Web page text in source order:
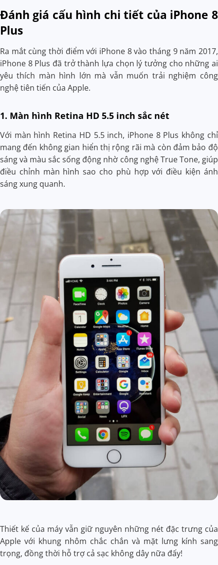
Đánh giá cấu hình chi tiết của iPhone 8
Plus
Ra mắt cùng thời điểm với iPhone 8 vào tháng 9 năm 2017,
iPhone 8 Plus đã trở thành lựa chọn lý tưởng cho những ai
yêu thích màn hình lớn mà vẫn muốn trải nghiệm công
nghệ tiên tiến của Apple.
1. Màn hình Retina HD 5.5 inch sắc nét
Với màn hình Retina HD 5.5 inch, iPhone 8 Plus không chỉ
mang đến không gian hiển thị rộng rãi mà còn đảm bảo độ
sáng và màu sắc sống động nhờ công nghệ True Tone, giúp
điều chỉnh màn hình sao cho phù hợp với điều kiện ánh
sáng xung quanh.
Thiết kế của máy vẫn giữ nguyên những nét đặc trưng của
Apple với khung nhôm chắc chắn và mặt lưng kính sang
trọng, đồng thời hỗ trợ cả sạc không dây nữa đấy!